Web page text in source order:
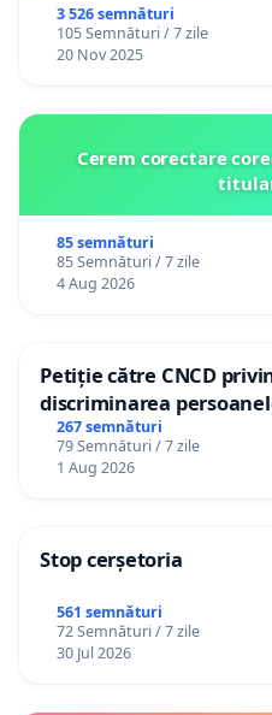
3 526 semnături
105 Semnături / 7 zile
20 Nov 2025
Cerem corectare
85 semnături
85 Semnături / 7 zile
4 Aug 2026
Petiție către CNCD
discriminarea
către utilizatorul TikTok
267 semnături
79 Semnături / 7 zile
1 Aug 2026
Stop cerșetoria
561 semnături
72 Semnături / 7 zile
30 Jul 2026